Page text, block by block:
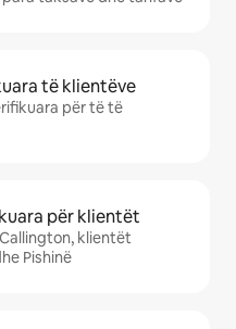
të klientëve
për të të
për klientët
klientët
Pishinë